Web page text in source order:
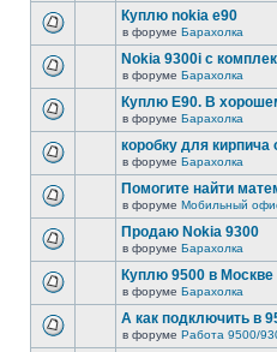
Куплю nokia e90
в форуме Барахолка
Nokia 9300i с
в форуме Барахолка
Куплю Е90. В
в форуме Барахолка
коробку для кирпича
в форуме Барахолка
Помогите найти
в форуме Мобильный
Продаю Nokia 9300
в форуме Барахолка
Куплю 9500 в Москве
в форуме Барахолка
А как подключить в
в форуме Работа 9500/